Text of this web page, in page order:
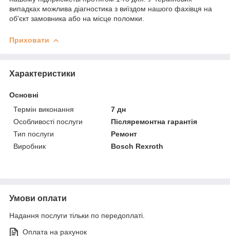
випадках можлива діагностика з виїздом нашого фахівця на
об'єкт замовника або на місце поломки.
Приховати
Характеристики
Основні
Термін виконання
7 дн
Особливості послуги
Післяремонтна гарантія
Тип послуги
Ремонт
Виробник
Bosch Rexroth
Умови оплати
Надання послуги тільки по передоплаті.
Оплата на рахунок